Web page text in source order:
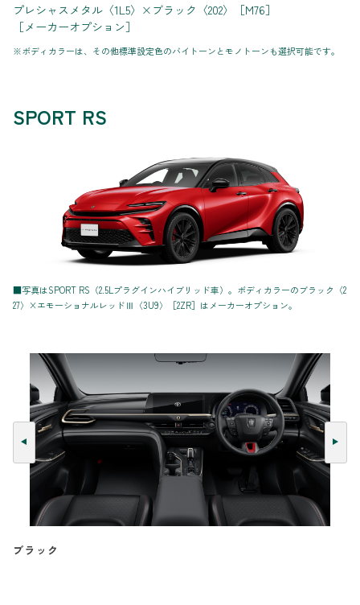
プレシャスメタル〈1L5〉×ブラック〈202〉［M76］
［メーカーオプション］
※ボディカラーは、その他標準設定色のバイトーンとモノトーンも選択可能です。
SPORT RS
■写真はSPORT RS（2.5Lプラグインハイブリッド車）。ボディカラーのブラック〈2
27〉×エモーショナルレッドⅢ〈3U9〉［2ZR］はメーカーオプション。
ブラック